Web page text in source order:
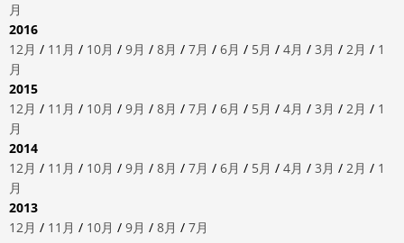
月
2016
12月 / 11月 / 10月 / 9月 / 8月 / 7月 / 6月 / 5月 / 4月 / 3月 / 2月 / 1
月
2015
12月 / 11月 / 10月 / 9月 / 8月 / 7月 / 6月 / 5月 / 4月 / 3月 / 2月 / 1
月
2014
12月 / 11月 / 10月 / 9月 / 8月 / 7月 / 6月 / 5月 / 4月 / 3月 / 2月 / 1
月
2013
12月 / 11月 / 10月 / 9月 / 8月 / 7月